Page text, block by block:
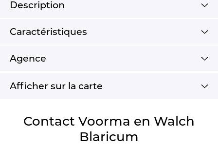
Description
Caractéristiques
Agence
Afficher sur la carte
Contact Voorma en Walch
Blaricum